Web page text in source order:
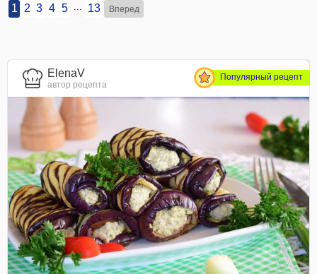
1 2 3 4 5 ... 13 Вперед
ElenaV
автор рецепта
Популярный рецепт